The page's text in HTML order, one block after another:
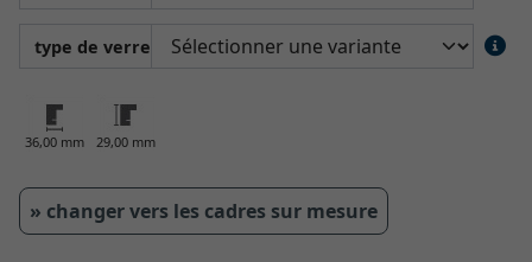
type de verre
36,00 mm 29,00 mm
» changer vers les cadres sur mesure